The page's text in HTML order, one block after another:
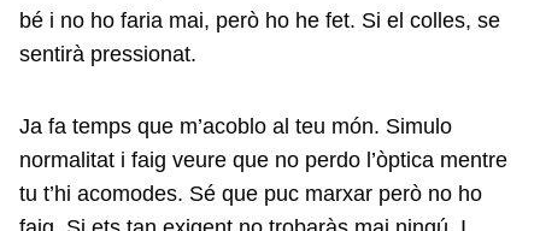
bé i no ho faria mai, però ho he fet. Si el colles, se
sentirà pressionat.
Ja fa temps que m’acoblo al teu món. Simulo
normalitat i faig veure que no perdo l’òptica mentre
tu t’hi acomodes. Sé que puc marxar però no ho